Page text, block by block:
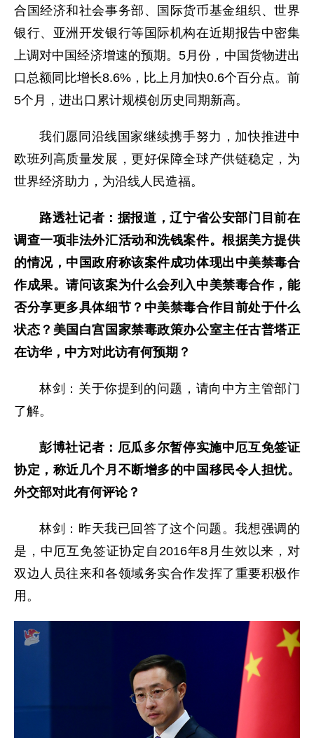
合国经济和社会事务部、国际货币基金组织、世界
银行、亚洲开发银行等国际机构在近期报告中密集
上调对中国经济增速的预期。5月份，中国货物进出
口总额同比增长8.6%，比上月加快0.6个百分点。前
5个月，进出口累计规模创历史同期新高。
我们愿同沿线国家继续携手努力，加快推进中
欧班列高质量发展，更好保障全球产供链稳定，为
世界经济助力，为沿线人民造福。
路透社记者：据报道，辽宁省公安部门目前在
调查一项非法外汇活动和洗钱案件。根据美方提供
的情况，中国政府称该案件成功体现出中美禁毒合
作成果。请问该案为什么会列入中美禁毒合作，能
否分享更多具体细节？中美禁毒合作目前处于什么
状态？美国白宫国家禁毒政策办公室主任古普塔正
在访华，中方对此访有何预期？
林剑：关于你提到的问题，请向中方主管部门
了解。
彭博社记者：厄瓜多尔暂停实施中厄互免签证
协定，称近几个月不断增多的中国移民令人担忧。
外交部对此有何评论？
林剑：昨天我已回答了这个问题。我想强调的
是，中厄互免签证协定自2016年8月生效以来，对
双边人员往来和各领域务实合作发挥了重要积极作
用。